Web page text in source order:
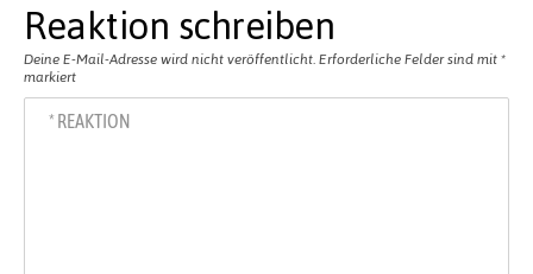
Reaktion schreiben
Deine E-Mail-Adresse wird nicht veröffentlicht. Erforderliche Felder sind mit *
markiert